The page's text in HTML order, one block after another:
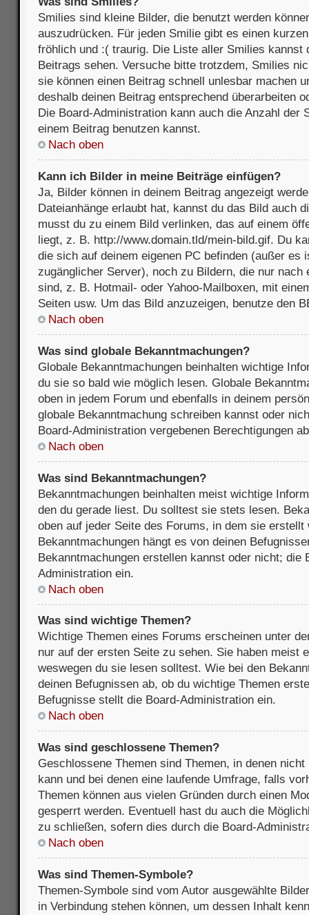
Smilies sind kleine Bilder, die benutzt werden
auszudrücken. Für jeden Smilie gibt es einen
fröhlich und :( traurig. Die Liste aller Smilies kannst
Beitrags sehen. Versuche bitte trotzdem, Smilies
sie können einen Beitrag schnell unlesbar machen
deshalb deinen Beitrag entsprechend überarbeiten
Die Board-Administration kann auch die Anzahl der
einem Beitrag benutzen kannst.
Nach oben
Kann ich Bilder in meine Beiträge einfügen?
Ja, Bilder können in deinem Beitrag angezeigt
Dateianhänge erlaubt hat, kannst du das Bild auch
musst du zu einem Bild verlinken, das auf einem
liegt, z. B. http://www.domain.tld/mein-bild.gif. Du
die sich auf deinem eigenen PC befinden (außer es
zugänglicher Server), noch zu Bildern, die nur nach
sind, z. B. Hotmail- oder Yahoo-Mailboxen, mit
Seiten usw. Um das Bild anzuzeigen, benutze den
Nach oben
Was sind globale Bekanntmachungen?
Globale Bekanntmachungen beinhalten wichtige
du sie so bald wie möglich lesen. Globale
oben in jedem Forum und ebenfalls in deinem
globale Bekanntmachung schreiben kannst oder
Board-Administration vergebenen Berechtigungen
Nach oben
Was sind Bekanntmachungen?
Bekanntmachungen beinhalten meist wichtige
den du gerade liest. Du solltest sie stets lesen.
oben auf jeder Seite des Forums, in dem sie erstellt
Bekanntmachungen hängt es von deinen
Bekanntmachungen erstellen kannst oder nicht; die
Administration ein.
Nach oben
Was sind wichtige Themen?
Wichtige Themen eines Forums erscheinen unter
nur auf der ersten Seite zu sehen. Sie haben meist
weswegen du sie lesen solltest. Wie bei den
deinen Befugnissen ab, ob du wichtige Themen
Befugnisse stellt die Board-Administration ein.
Nach oben
Was sind geschlossene Themen?
Geschlossene Themen sind Themen, in denen
kann und bei denen eine laufende Umfrage, falls
Themen können aus vielen Gründen durch einen
gesperrt werden. Eventuell hast du auch die
zu schließen, sofern dies durch die Board-
Nach oben
Was sind Themen-Symbole?
Themen-Symbole sind vom Autor ausgewählte
in Verbindung stehen können, um dessen Inhalt